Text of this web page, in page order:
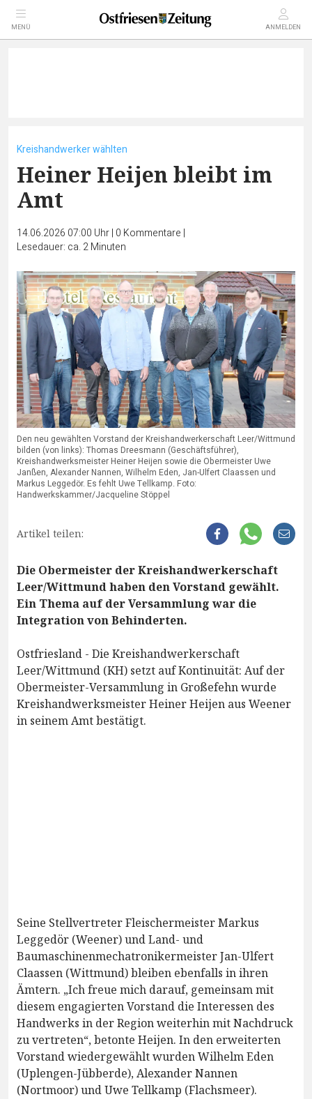
MENÜ ANMELDEN
Kreishandwerker wählten
Heiner Heijen bleibt im
Amt
14.06.2026 07:00 Uhr| 0 Kommentare |
Lesedauer: ca. 2 Minuten
Den neu gewählten Vorstand der Kreishandwerkerschaft Leer/Wittmund
bilden (von links): Thomas Dreesmann (Geschäftsführer),
Kreishandwerksmeister Heiner Heijen sowie die Obermeister Uwe
Janßen, Alexander Nannen, Wilhelm Eden, Jan-Ulfert Claassen und
Markus Leggedör. Es fehlt Uwe Tellkamp. Foto:
Handwerkskammer/Jacqueline Stöppel
Artikel teilen:
Die Obermeister der Kreishandwerkerschaft
Leer/Wittmund haben den Vorstand gewählt.
Ein Thema auf der Versammlung war die
Integration von Behinderten.
Ostfriesland - Die Kreishandwerkerschaft
Leer/Wittmund (KH) setzt auf Kontinuität: Auf der
Obermeister-Versammlung in Großefehn wurde
Kreishandwerksmeister Heiner Heijen aus Weener
in seinem Amt bestätigt.
Seine Stellvertreter Fleischermeister Markus
Leggedör (Weener) und Land- und
Baumaschinenmechatronikermeister Jan-Ulfert
Claassen (Wittmund) bleiben ebenfalls in ihren
Ämtern. „Ich freue mich darauf, gemeinsam mit
diesem engagierten Vorstand die Interessen des
Handwerks in der Region weiterhin mit Nachdruck
zu vertreten“, betonte Heijen. In den erweiterten
Vorstand wiedergewählt wurden Wilhelm Eden
(Uplengen-Jübberde), Alexander Nannen
(Nortmoor) und Uwe Tellkamp (Flachsmeer).